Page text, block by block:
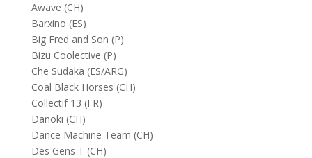
Awave (CH)
Barxino (ES)
Big Fred and Son (P)
Bizu Coolective (P)
Che Sudaka (ES/ARG)
Coal Black Horses (CH)
Collectif 13 (FR)
Danoki (CH)
Dance Machine Team (CH)
Des Gens T (CH)